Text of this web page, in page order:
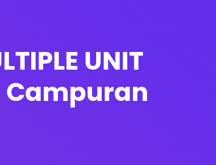
UNIT
Campuran